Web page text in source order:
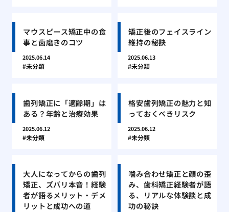
マウスピース矯正中の食
事と歯磨きのコツ
2025.06.14
未分類
矯正後のフェイスライン
維持の秘訣
2025.06.13
未分類
歯列矯正に「適齢期」は
ある？年齢と治療効果
2025.06.12
未分類
格安歯列矯正の魅力と知
っておくべきリスク
2025.06.12
未分類
大人になってからの歯列
矯正、ズバリ本音！経験
者が語るメリット・デメ
リットと成功への道
噛み合わせ矯正と顔の歪
み、歯科矯正経験者が語
る、リアルな体験談と成
功の秘訣